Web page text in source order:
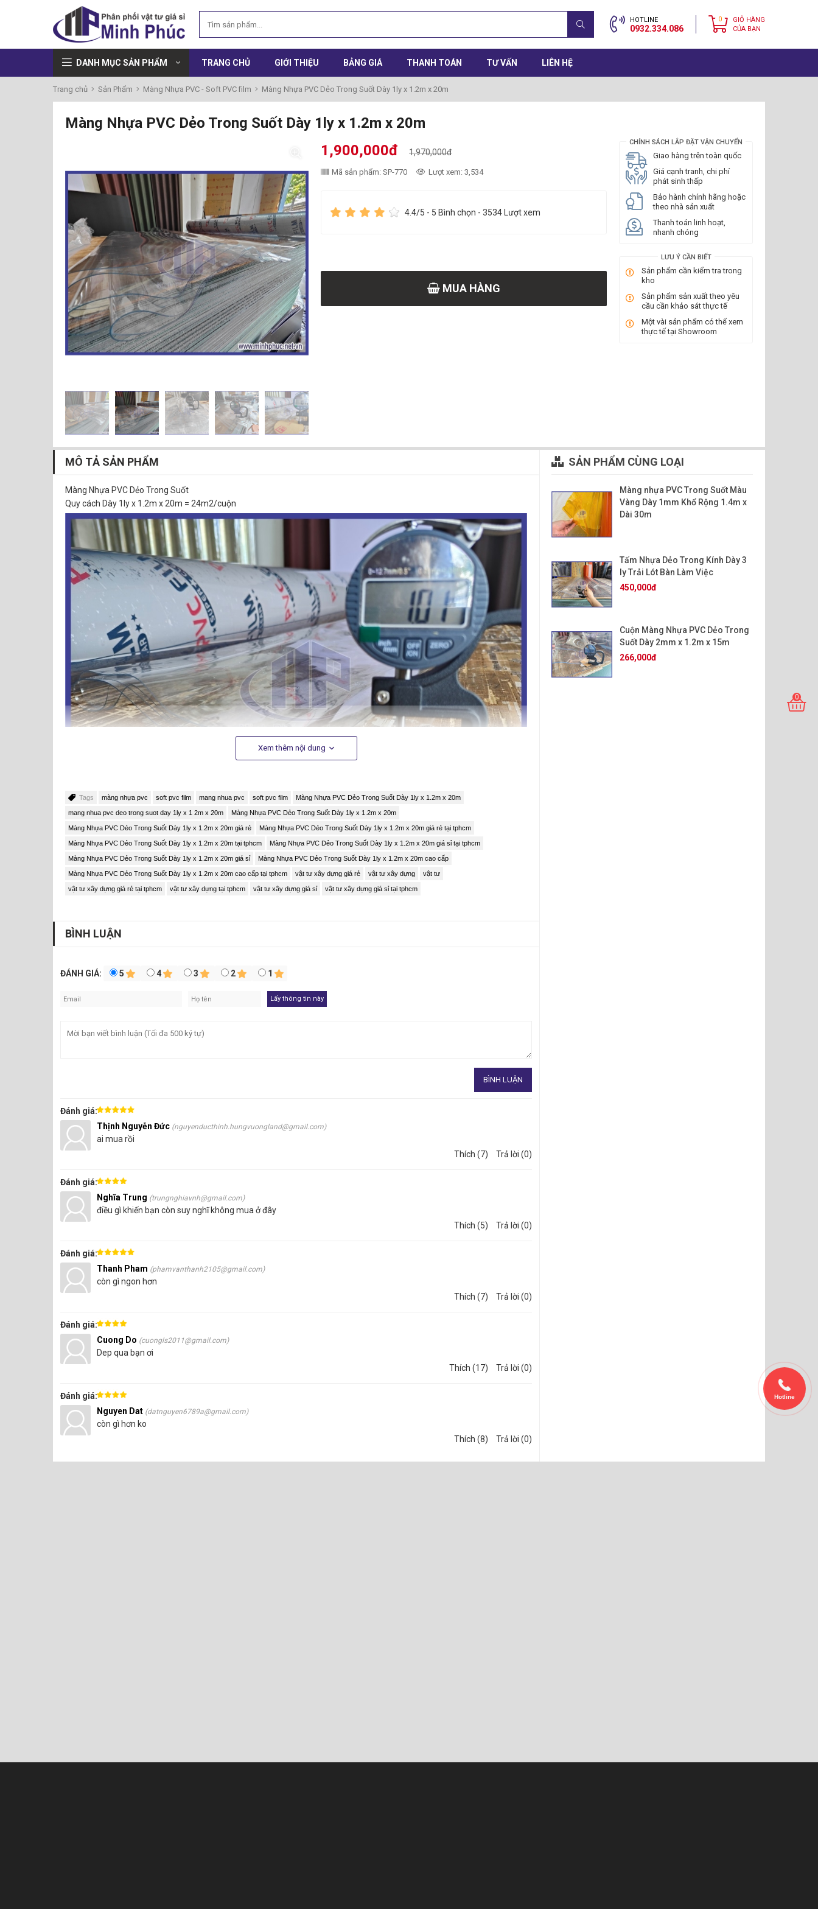
HOTLINE
0932.334.086
0
GIỎ HÀNG
CỦA BẠN
TRANG CHỦ GIỚI THIỆU BẢNG GIÁ THANH TOÁN TƯ VẤN LIÊN HỆ
DANH MỤC SẢN PHẨM
Trang chủ Sản Phẩm Màng Nhựa PVC - Soft PVC film Màng Nhựa PVC Dẻo Trong Suốt Dày 1ly x 1.2m x 20m
Màng Nhựa PVC Dẻo Trong Suốt Dày 1ly x 1.2m x 20m
1,900,000đ
1,970,000đ
Mã sản phẩm: SP-770 Lượt xem: 3,534
4.4/5 - 5 Bình chọn - 3534 Lượt xem
MUA HÀNG
CHÍNH SÁCH LẮP ĐẶT VẬN CHUYỂN
Giao hàng trên toàn quốc
Giá cạnh tranh, chi phí
phát sinh thấp
Bảo hành chính hãng hoặc
theo nhà sản xuất
Thanh toán linh hoạt,
nhanh chóng
LƯU Ý CẦN BIẾT
Sản phẩm cần kiểm tra trong
kho
Sản phẩm sản xuất theo yêu
cầu cần khảo sát thực tế
Một vài sản phẩm có thể xem
thực tế tại Showroom
MÔ TẢ SẢN PHẨM
Màng Nhựa PVC Dẻo Trong Suốt
Quy cách Dày 1ly x 1.2m x 20m = 24m2/cuộn
Hình ảnh Màng Nhựa PVC Dẻo Trong Suốt Dày 1ly x 1.2m x 20m.
Xem thêm nội dung
Tags màng nhựa pvc soft pvc film mang nhua pvc soft pvc film Màng Nhựa PVC Dẻo Trong Suốt Dày 1ly x 1.2m x 20m
mang nhua pvc deo trong suot day 1ly x 1 2m x 20m Màng Nhựa PVC Dẻo Trong Suốt Dày 1ly x 1.2m x 20m
Màng Nhựa PVC Dẻo Trong Suốt Dày 1ly x 1.2m x 20m giá rẻ Màng Nhựa PVC Dẻo Trong Suốt Dày 1ly x 1.2m x 20m giá rẻ tại tphcm
Màng Nhựa PVC Dẻo Trong Suốt Dày 1ly x 1.2m x 20m tại tphcm Màng Nhựa PVC Dẻo Trong Suốt Dày 1ly x 1.2m x 20m giá sỉ tại tphcm
Màng Nhựa PVC Dẻo Trong Suốt Dày 1ly x 1.2m x 20m giá sỉ Màng Nhựa PVC Dẻo Trong Suốt Dày 1ly x 1.2m x 20m cao cấp
Màng Nhựa PVC Dẻo Trong Suốt Dày 1ly x 1.2m x 20m cao cấp tại tphcm vật tư xây dựng giá rẻ vật tư xây dựng vật tư
vật tư xây dựng giá rẻ tại tphcm vật tư xây dựng tại tphcm vật tư xây dựng giá sỉ vật tư xây dựng giá sỉ tại tphcm
BÌNH LUẬN
ĐÁNH GIÁ: 5 4 3 2 1
Đánh giá:
Thịnh Nguyễn Đức (nguyenducthinh.hungvuongland@gmail.com)
ai mua rồi
Thích (7)
Trả lời (0)
Đánh giá:
Nghĩa Trung (trungnghiavnh@gmail.com)
điều gì khiến bạn còn suy nghĩ không mua ở đây
Thích (5)
Trả lời (0)
Đánh giá:
Thanh Pham (phamvanthanh2105@gmail.com)
còn gì ngon hơn
Thích (7)
Trả lời (0)
Đánh giá:
Cuong Do (cuongls2011@gmail.com)
Dep qua bạn ơi
Thích (17)
Trả lời (0)
Đánh giá:
Nguyen Dat (datnguyen6789a@gmail.com)
còn gì hơn ko
Thích (8)
Trả lời (0)
SẢN PHẨM CÙNG LOẠI
Màng nhựa PVC Trong Suốt Màu
Vàng Dày 1mm Khổ Rộng 1.4m x
Dài 30m
Tấm Nhựa Dẻo Trong Kính Dày 3
ly Trải Lót Bàn Làm Việc
450,000đ
Cuộn Màng Nhựa PVC Dẻo Trong
Suốt Dày 2mm x 1.2m x 15m
266,000đ
Hotline
0